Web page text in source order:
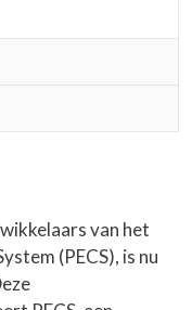
van het
(PECS), is nu